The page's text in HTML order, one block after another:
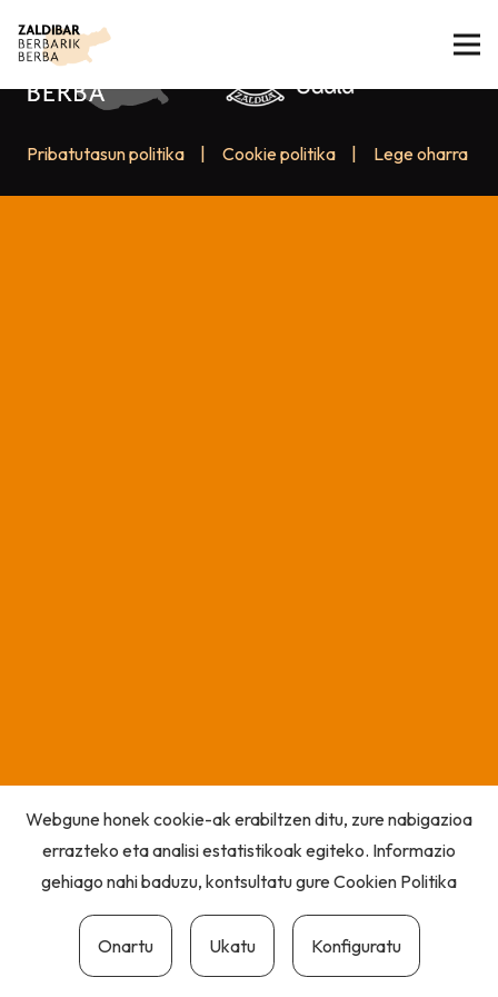
Pribatutasun politika Cookie politika Lege oharra
Webgune honek cookie-ak erabiltzen ditu, zure nabigazioa
errazteko eta analisi estatistikoak egiteko. Informazio
gehiago nahi baduzu, kontsultatu gureCookien Politika
Onartu Ukatu Konfiguratu